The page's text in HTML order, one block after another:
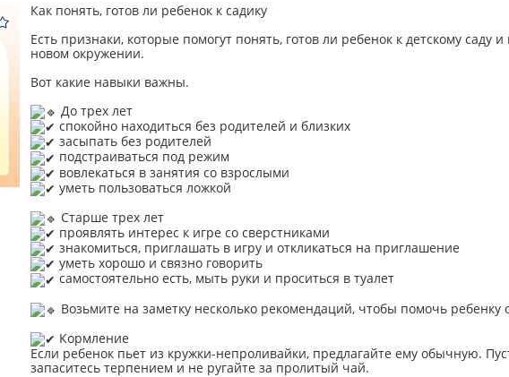
Как понять, готов ли ребенок к садику
Есть признаки, которые помогут понять, готов ли ребенок к детскому саду
новом окружении.
Вот какие навыки важны.
До трех лет
спокойно находиться без родителей и близких
засыпать без родителей
подстраиваться под режим
вовлекаться в занятия со взрослыми
уметь пользоваться ложкой
Старше трех лет
проявлять интерес к игре со сверстниками
знакомиться, приглашать в игру и откликаться на приглашение
уметь хорошо и связно говорить
самостоятельно есть, мыть руки и проситься в туалет
Возьмите на заметку несколько рекомендаций, чтобы помочь
Кормление
Если ребенок пьет из кружки-непроливайки, предлагайте ему обычную.
запаситесь терпением и не ругайте за пролитый чай.